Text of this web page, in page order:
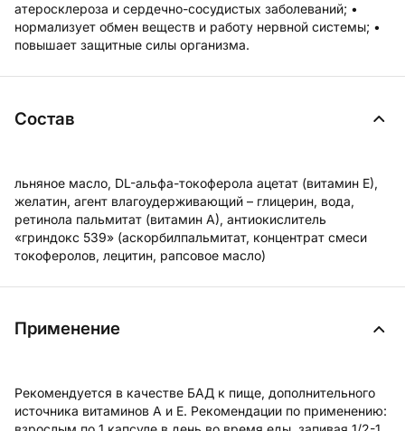
атеросклероза и сердечно-сосудистых заболеваний; •
нормализует обмен веществ и работу нервной системы; •
повышает защитные силы организма.
Состав
льняное масло, DL-альфа-токоферола ацетат (витамин Е),
желатин, агент влагоудерживающий – глицерин, вода,
ретинола пальмитат (витамин А), антиокислитель
«гриндокс 539» (аскорбилпальмитат, концентрат смеси
токоферолов, лецитин, рапсовое масло)
Применение
Рекомендуется в качестве БАД к пище, дополнительного
источника витаминов А и Е. Рекомендации по применению: